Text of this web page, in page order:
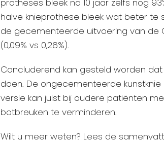
protheses bleek na 10 jaar zelfs nog
halve knieprothese bleek wat beter te
de gecementeerde uitvoering van de
(0,09% vs 0,26%).
Concluderend kan gesteld worden
doen. De ongecementeerde
versie kan juist bij oudere patiënten
botbreuken te verminderen.
Wilt u meer weten? Lees de